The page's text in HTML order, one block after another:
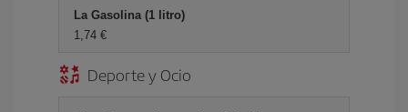
La Gasolina (1 litro)
1,74 €
Deporte y Ocio